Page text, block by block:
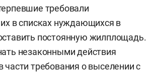
требовали
их в списках нуждающихся в
постоянную жилплощадь.
незаконными действия
части требования о выселении с